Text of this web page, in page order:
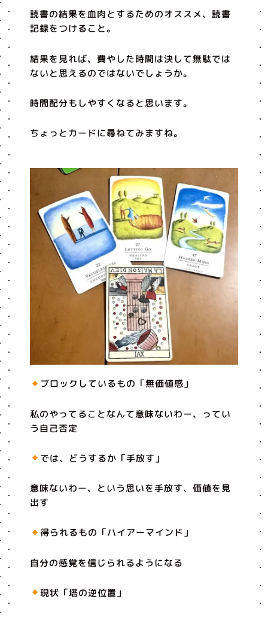
読書の結果を血肉とするためのオススメ、読書
記録をつけること。
結果を見れば、費やした時間は決して無駄では
ないと思えるのではないでしょうか。
時間配分もしやすくなると思います。
ちょっとカードに尋ねてみますね。
ブロックしているもの「無価値感」
私のやってることなんて意味ないわー、ってい
う自己否定
では、どうするか「手放す」
意味ないわー、という思いを手放す、価値を見
出す
得られるもの「ハイアーマインド」
自分の感覚を信じられるようになる
現状「塔の逆位置」